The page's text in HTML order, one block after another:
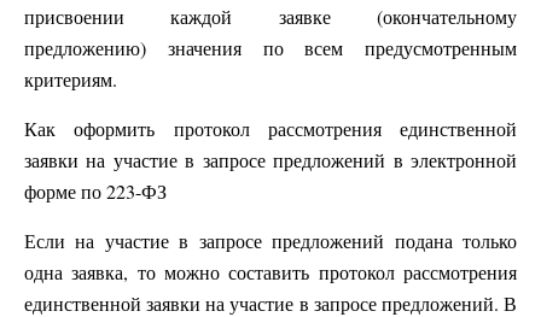
присвоении каждой заявке (окончательному
предложению) значения по всем предусмотренным
критериям.
Как оформить протокол рассмотрения единственной
заявки на участие в запросе предложений в электронной
форме по 223-ФЗ
Если на участие в запросе предложений подана только
одна заявка, то можно составить протокол рассмотрения
единственной заявки на участие в запросе предложений. В